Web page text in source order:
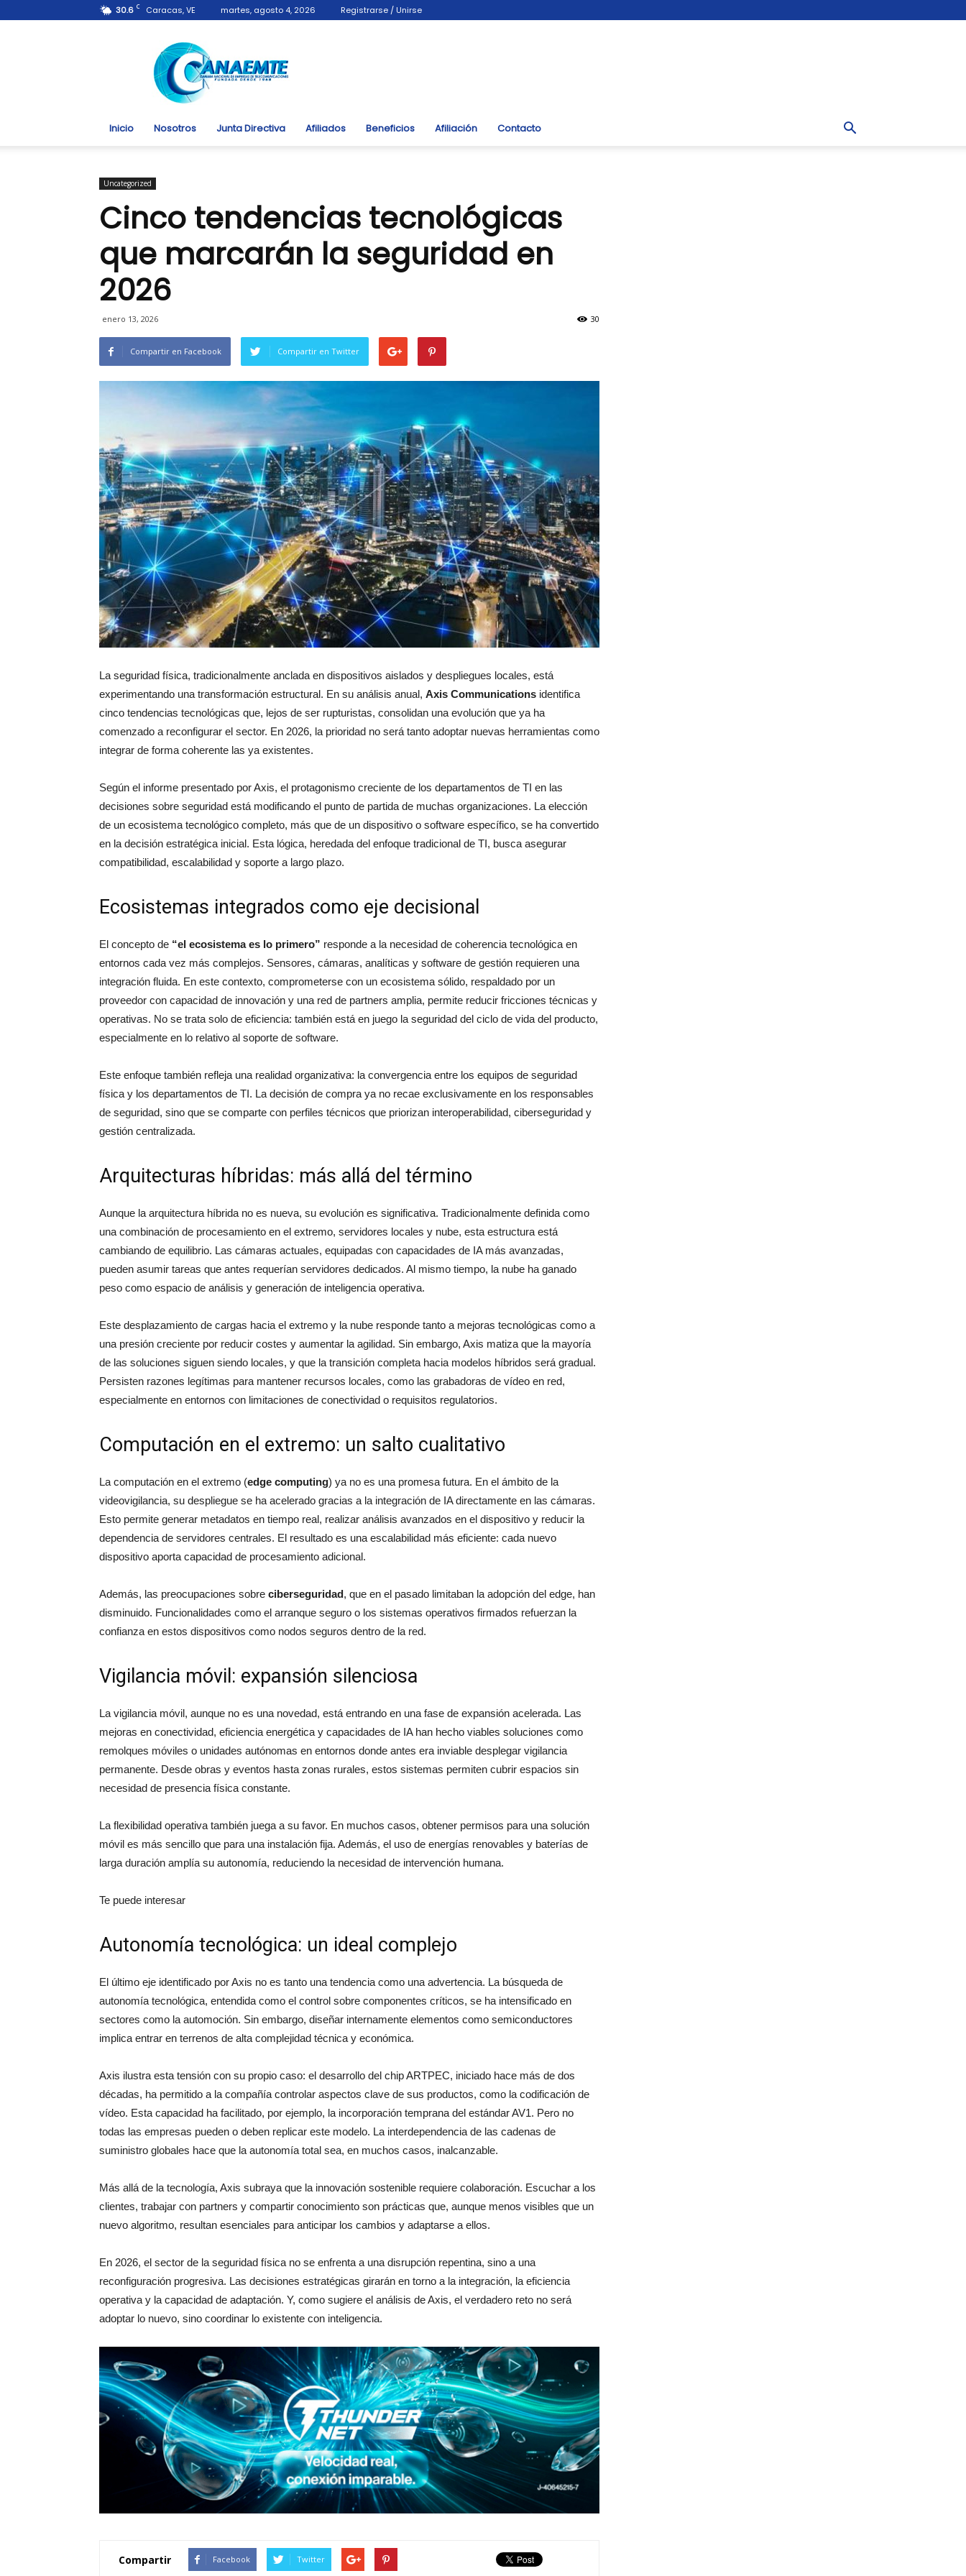
30.6 C Caracas, VE martes, agosto 4, 2026 Registrarse / Unirse
Canaemte.org.ve
Inicio Nosotros Junta Directiva Afiliados Beneficios Afiliación Contacto
Uncategorized
Cinco tendencias tecnológicas
que marcarán la seguridad en
2026
enero 13, 2026 30
Compartir en Facebook Compartir en Twitter
La seguridad física, tradicionalmente anclada en dispositivos aislados y despliegues locales, está
experimentando una transformación estructural. En su análisis anual, Axis Communications identifica
cinco tendencias tecnológicas que, lejos de ser rupturistas, consolidan una evolución que ya ha
comenzado a reconfigurar el sector. En 2026, la prioridad no será tanto adoptar nuevas herramientas como
integrar de forma coherente las ya existentes.
Según el informe presentado por Axis, el protagonismo creciente de los departamentos de TI en las
decisiones sobre seguridad está modificando el punto de partida de muchas organizaciones. La elección
de un ecosistema tecnológico completo, más que de un dispositivo o software específico, se ha convertido
en la decisión estratégica inicial. Esta lógica, heredada del enfoque tradicional de TI, busca asegurar
compatibilidad, escalabilidad y soporte a largo plazo.
Ecosistemas integrados como eje decisional
El concepto de “el ecosistema es lo primero” responde a la necesidad de coherencia tecnológica en
entornos cada vez más complejos. Sensores, cámaras, analíticas y software de gestión requieren una
integración fluida. En este contexto, comprometerse con un ecosistema sólido, respaldado por un
proveedor con capacidad de innovación y una red de partners amplia, permite reducir fricciones técnicas y
operativas. No se trata solo de eficiencia: también está en juego la seguridad del ciclo de vida del producto,
especialmente en lo relativo al soporte de software.
Este enfoque también refleja una realidad organizativa: la convergencia entre los equipos de seguridad
física y los departamentos de TI. La decisión de compra ya no recae exclusivamente en los responsables
de seguridad, sino que se comparte con perfiles técnicos que priorizan interoperabilidad, ciberseguridad y
gestión centralizada.
Arquitecturas híbridas: más allá del término
Aunque la arquitectura híbrida no es nueva, su evolución es significativa. Tradicionalmente definida como
una combinación de procesamiento en el extremo, servidores locales y nube, esta estructura está
cambiando de equilibrio. Las cámaras actuales, equipadas con capacidades de IA más avanzadas,
pueden asumir tareas que antes requerían servidores dedicados. Al mismo tiempo, la nube ha ganado
peso como espacio de análisis y generación de inteligencia operativa.
Este desplazamiento de cargas hacia el extremo y la nube responde tanto a mejoras tecnológicas como a
una presión creciente por reducir costes y aumentar la agilidad. Sin embargo, Axis matiza que la mayoría
de las soluciones siguen siendo locales, y que la transición completa hacia modelos híbridos será gradual.
Persisten razones legítimas para mantener recursos locales, como las grabadoras de vídeo en red,
especialmente en entornos con limitaciones de conectividad o requisitos regulatorios.
Computación en el extremo: un salto cualitativo
La computación en el extremo (edge computing) ya no es una promesa futura. En el ámbito de la
videovigilancia, su despliegue se ha acelerado gracias a la integración de IA directamente en las cámaras.
Esto permite generar metadatos en tiempo real, realizar análisis avanzados en el dispositivo y reducir la
dependencia de servidores centrales. El resultado es una escalabilidad más eficiente: cada nuevo
dispositivo aporta capacidad de procesamiento adicional.
Además, las preocupaciones sobre ciberseguridad, que en el pasado limitaban la adopción del edge, han
disminuido. Funcionalidades como el arranque seguro o los sistemas operativos firmados refuerzan la
confianza en estos dispositivos como nodos seguros dentro de la red.
Vigilancia móvil: expansión silenciosa
La vigilancia móvil, aunque no es una novedad, está entrando en una fase de expansión acelerada. Las
mejoras en conectividad, eficiencia energética y capacidades de IA han hecho viables soluciones como
remolques móviles o unidades autónomas en entornos donde antes era inviable desplegar vigilancia
permanente. Desde obras y eventos hasta zonas rurales, estos sistemas permiten cubrir espacios sin
necesidad de presencia física constante.
La flexibilidad operativa también juega a su favor. En muchos casos, obtener permisos para una solución
móvil es más sencillo que para una instalación fija. Además, el uso de energías renovables y baterías de
larga duración amplía su autonomía, reduciendo la necesidad de intervención humana.
Te puede interesar
Autonomía tecnológica: un ideal complejo
El último eje identificado por Axis no es tanto una tendencia como una advertencia. La búsqueda de
autonomía tecnológica, entendida como el control sobre componentes críticos, se ha intensificado en
sectores como la automoción. Sin embargo, diseñar internamente elementos como semiconductores
implica entrar en terrenos de alta complejidad técnica y económica.
Axis ilustra esta tensión con su propio caso: el desarrollo del chip ARTPEC, iniciado hace más de dos
décadas, ha permitido a la compañía controlar aspectos clave de sus productos, como la codificación de
vídeo. Esta capacidad ha facilitado, por ejemplo, la incorporación temprana del estándar AV1. Pero no
todas las empresas pueden o deben replicar este modelo. La interdependencia de las cadenas de
suministro globales hace que la autonomía total sea, en muchos casos, inalcanzable.
Más allá de la tecnología, Axis subraya que la innovación sostenible requiere colaboración. Escuchar a los
clientes, trabajar con partners y compartir conocimiento son prácticas que, aunque menos visibles que un
nuevo algoritmo, resultan esenciales para anticipar los cambios y adaptarse a ellos.
En 2026, el sector de la seguridad física no se enfrenta a una disrupción repentina, sino a una
reconfiguración progresiva. Las decisiones estratégicas girarán en torno a la integración, la eficiencia
operativa y la capacidad de adaptación. Y, como sugiere el análisis de Axis, el verdadero reto no será
adoptar lo nuevo, sino coordinar lo existente con inteligencia.
Compartir Facebook Twitter